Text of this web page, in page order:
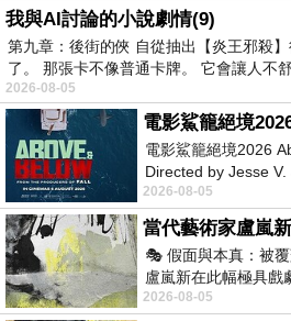
我與AI討論的小說劇情(9)
第九章：後街的俠 自從抽出【炎王邪殺
了。 那張卡不像普通卡牌。 它會讓人不
2026-08-05
電影鯊籠絕境2026
Directed by Jesse
Giordano Starring
2026-08-05
🎭 假面與本真：被
盧嵐新在此幅極具戲
運用質感豐富的紙材
2026-08-05